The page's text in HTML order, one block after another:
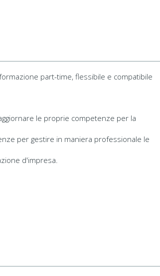
part-time, flessibile e compatibile
le proprie competenze per la
per gestire in maniera professionale le
d'impresa.